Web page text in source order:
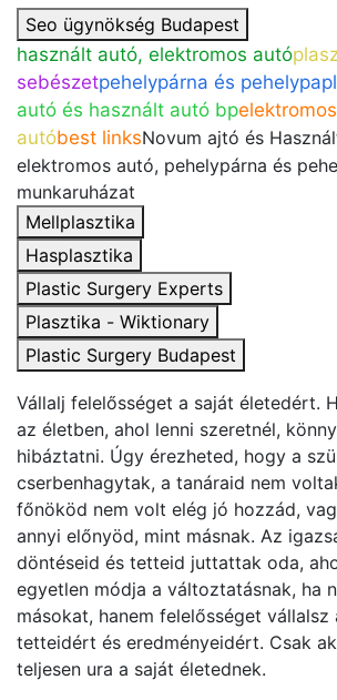
Seo ügynökség Budapest
használt autó, elektromos autó
sebészetpehelypárna és
autó és használt autó bp
autóbest linksNovum ajtó és
elektromos autó, pehelypárna és
munkaruházat
Mellplasztika
Hasplasztika
Plastic Surgery Experts
Plasztika - Wiktionary
Plastic Surgery Budapest
Vállalj felelősséget a saját életedért.
az életben, ahol lenni szeretnél,
hibáztatni. Úgy érezheted, hogy a
cserbenhagytak, a tanáraid nem
főnököd nem volt elég jó hozzád,
annyi előnyöd, mint másnak. Az
döntéseid és tetteid juttattak oda,
egyetlen módja a változtatásnak, ha
másokat, hanem felelősséget
tetteidért és eredményeidért. Csak
teljesen ura a saját életednek.